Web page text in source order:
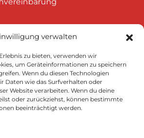
verwalten
zu bieten, verwenden wir
um Geräteinformationen zu speichern
Wenn du diesen Technologien
Daten wie das Surfverhalten oder
Website verarbeiten. Wenn du deine
oder zurückziehst, können bestimmte
beeinträchtigt werden.
"Ich stimme zu", um Google
maps zu aktivieren
Cookie-Richtlinie